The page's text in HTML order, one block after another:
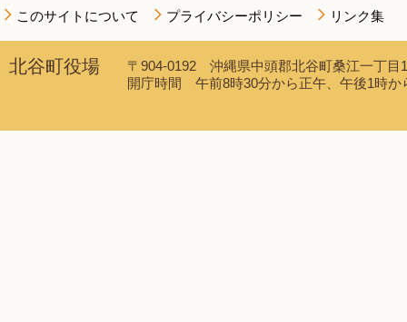
このサイトについて プライバシーポリシー リンク集
北谷町役場
〒904-0192 沖縄県中頭郡北谷町桑江一丁
開庁時間 午前8時30分から正午、午後1時か